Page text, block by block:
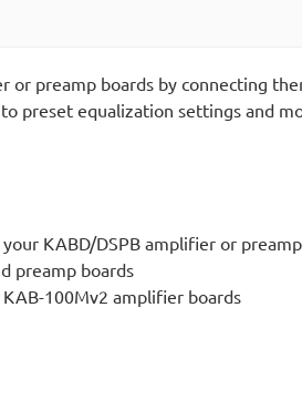
or preamp boards by connecting
preset equalization settings and
KABD/DSPB amplifier or
preamp boards
100Mv2 amplifier boards